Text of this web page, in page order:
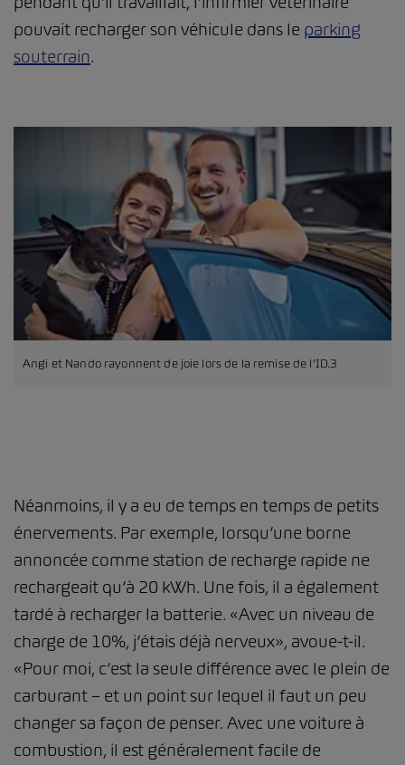
pouvait recharger son véhicule dans le parking
souterrain.
Angi et Nando rayonnent de joie lors de la remise de l'ID.3
Néanmoins, il y a eu de temps en temps de petits
énervements. Par exemple, lorsqu’une borne
annoncée comme station de recharge rapide ne
rechargeait qu’à 20 kWh. Une fois, il a également
tardé à recharger la batterie. «Avec un niveau de
charge de 10%, j’étais déjà nerveux», avoue-t-il.
«Pour moi, c’est la seule différence avec le plein de
carburant – et un point sur lequel il faut un peu
changer sa façon de penser. Avec une voiture à
combustion, il est généralement facile de